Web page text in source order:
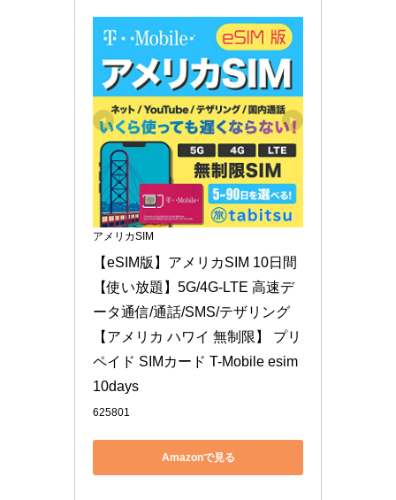
アメリカSIM
【eSIM版】アメリカSIM 10日間
【使い放題】5G/4G-LTE 高速デ
ータ通信/通話/SMS/テザリング
【アメリカ ハワイ 無制限】 プリ
ペイド SIMカード T-Mobile esim
10days
625801
Amazonで見る